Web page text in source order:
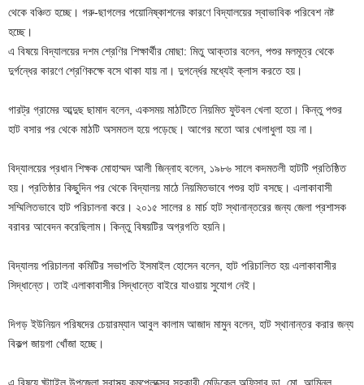
থেকে বঞ্চিত হচ্ছে। গরু-ছাগলের পয়োনিষ্কাশনের কারণে বিদ্যালয়ের স্বাভাবিক পরিবেশ নষ্ট
হচ্ছে।
এ বিষয়ে বিদ্যালয়ের দশম শ্রেণির শিক্ষার্থীর মোছা: মিতু আক্তার বলেন, পশুর মলমূত্র থেকে
দুর্গন্ধের কারণে শ্রেণিকক্ষে বসে থাকা যায় না। দুগর্ন্ধের মধ্যেই ক্লাস করতে হয়।
গারট্র গ্রামের আব্দুছ ছামাদ বলেন, একসময় মাঠটিতে নিয়মিত ফুটবল খেলা হতো। কিন্তু পশুর
হাট বসার পর থেকে মাঠটি অসমতল হয়ে পড়েছে। আগের মতো আর খেলাধুলা হয় না।
বিদ্যালয়ের প্রধান শিক্ষক মোহাম্মদ আলী জিন্নাহ বলেন, ১৯৮৬ সালে কদমতলী হাটটি প্রতিষ্ঠিত
হয়। প্রতিষ্ঠার কিছুদিন পর থেকে বিদ্যালয় মাঠে নিয়মিতভাবে পশুর হাট বসছে। এলাকাবাসী
সম্মিলিতভাবে হাট পরিচালনা করে। ২০১৫ সালের ৪ মার্চ হাট স্থানান্তরের জন্য জেলা প্রশাসক
বরাবর আবেদন করেছিলাম। কিন্তু বিষয়টির অগ্রগতি হয়নি।
বিদ্যালয় পরিচালনা কমিটির সভাপতি ইসমাইল হোসেন বলেন, হাট পরিচালিত হয় এলাকাবাসীর
সিদ্ধান্তে। তাই এলাকাবাসীর সিদ্ধান্তে বাইরে যাওয়ায় সুযোগ নেই।
দিগড় ইউনিয়ন পরিষদের চেয়ারম্যান আবুল কালাম আজাদ মামুন বলেন, হাট স্থানান্তর করার জন্য
বিকল্প জায়গা খোঁজা হচ্ছে।